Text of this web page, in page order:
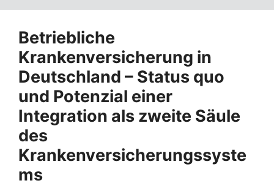
Betriebliche
Krankenversicherung in
Deutschland – Status quo
und Potenzial einer
Integration als zweite Säule
des
Krankenversicherungssyste
ms